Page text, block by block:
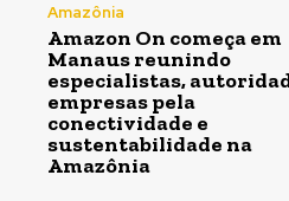
Amazônia
Amazon On começa em
Manaus reunindo
especialistas,
empresas pela
conectividade e
sustentabilidade na
Amazônia